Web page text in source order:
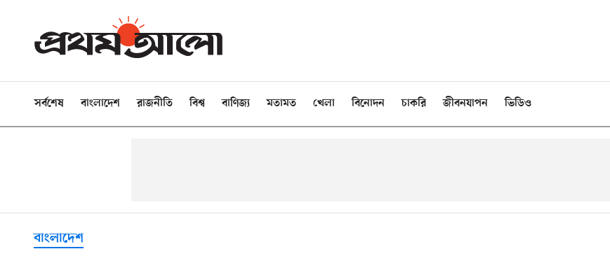
সর্বশেষ বাংলাদেশ রাজনীতি বিশ্ব বাণিজ্য মতামত খেলা বিনোদন চাকরি জীবনযাপন ভিডিও
বাংলাদেশ